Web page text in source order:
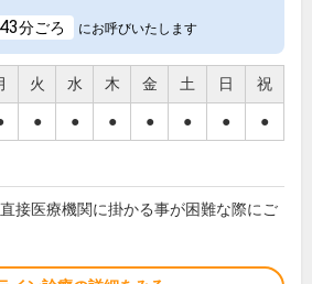
分ごろ にお呼びいたします
火 水 木 金 土 日 祝
● ● ● ● ● ● ●
接医療機関に掛かる事が困難な際にご